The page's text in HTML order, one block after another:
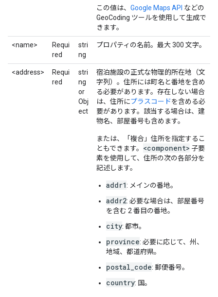
この値は、 Google Maps API などの
GeoCoding ツールを使用して生成で
きます。
<name>
Requi
red
stri
ng
プロパティの名前。最大 300 文字。
<address>
Requi
red
stri
ng
or
Obj
ect
宿泊施設の正式な物理的所在地（文
字列）。住所には町名と番地を含め
る必要があります。存在しない場合
は、住所にプラスコードを含める必
要があります。該当する場合は、建
物名、部屋番号も含めます。
または、「複合」住所を指定するこ
ともできます。 <component> 子要
素を使用して、住所の次の各部分を
記述します。
addr1: メインの番地。
addr2: 必要な場合は、部屋番号
を含む 2 番目の番地。
city: 都市。
province: 必要に応じて、州、
地域、都道府県。
postal_code: 郵便番号。
country: 国。